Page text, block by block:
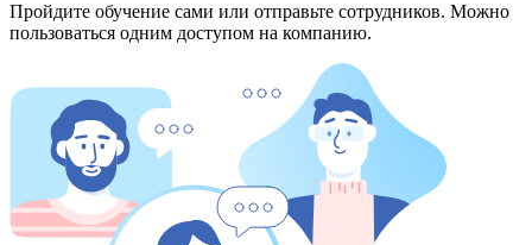
Пройдите обучение сами или отправьте сотрудников. Можно
пользоваться одним доступом на компанию.